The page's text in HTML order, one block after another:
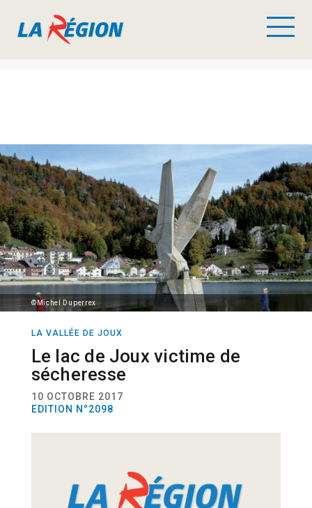
©Michel Duperrex
LA VALLÉE DE JOUX
Le lac de Joux victime de
sécheresse
10 OCTOBRE 2017
EDITION N°2098